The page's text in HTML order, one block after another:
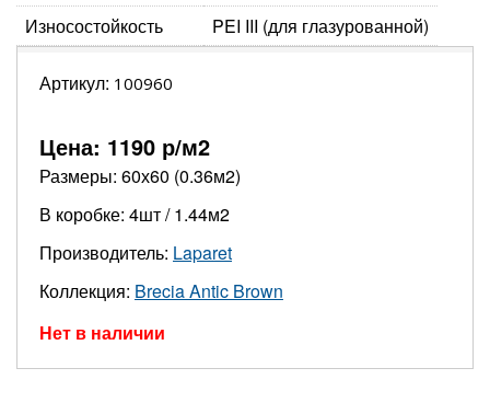
Износостойкость
PEI III (для глазурованной)
Артикул: 100960
Цена: 1190 р/м2
Размеры: 60х60 (0.36м2)
В коробке: 4шт / 1.44м2
Производитель: Laparet
Коллекция: Brecia Antic Brown
Нет в наличии